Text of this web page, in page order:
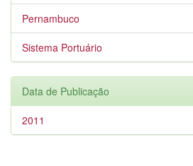
Pernambuco
Sistema Portuário
Data de Publicação
2011